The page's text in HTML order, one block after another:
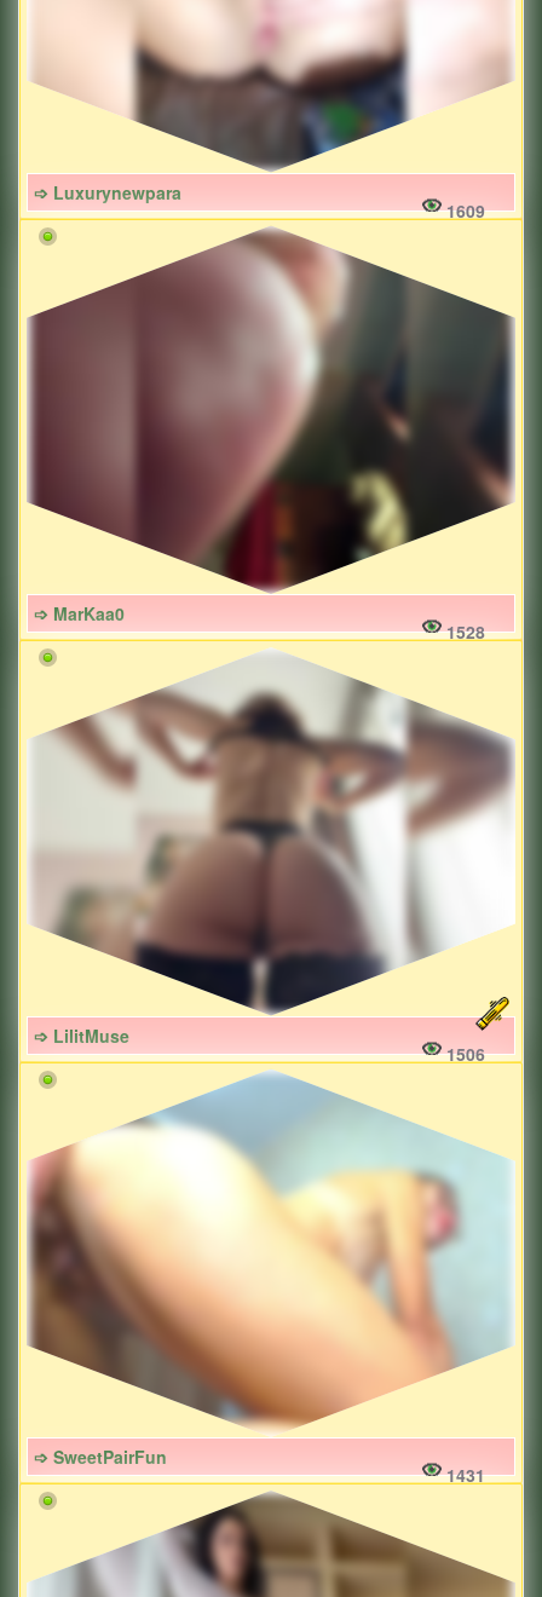
➩ Luxurynewpara
1609
➩ MarKaa0
1528
➩ LilitMuse
1506
➩ SweetPairFun
1431